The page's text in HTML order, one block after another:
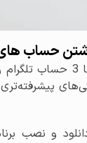
حساب
و نصب